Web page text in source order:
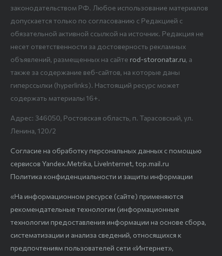
законодательством РФ. Любое использование материалов
допускается только по согласованию с Редакцией с
обязательной активной ссылкой на источник. Редакция не
несет ответственности за достоверность рекламных
объявлений, размещенных на сайте rod-storonatar.ru, а
также за содержание веб-сайтов, на которые даны
гиперссылки (hyperlinks). Настоящий ресурс может
содержать материалы 16+.
Адрес: 346050, Ростовская область, п. Тарасовский, ул.
Ленина, 120/2
Согласие на обработку персональных данных с помощью
сервисов Yandex.Metrika, LiveInternet, top.mail.ru
Политика конфиденциальности и защиты информации
«На информационном ресурсе (сайте) применяются
рекомендательные технологии (информационные
технологии предоставления информации на основе сбора,
систематизации и анализа сведений, относящихся к
предпочтениям пользователей сети «Интернет»,